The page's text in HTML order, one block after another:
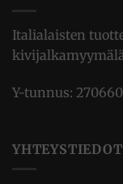
Italialaisten
Y-tunnus:
YHTEYSTIEDOT